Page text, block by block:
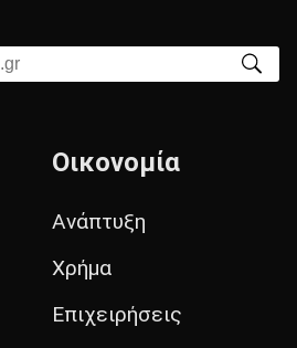
Οικονομία
Ανάπτυξη
Χρήμα
Επιχειρήσεις